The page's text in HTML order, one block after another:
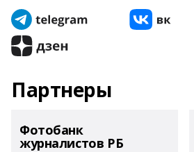
Партнеры
Фотобанк
журналистов РБ